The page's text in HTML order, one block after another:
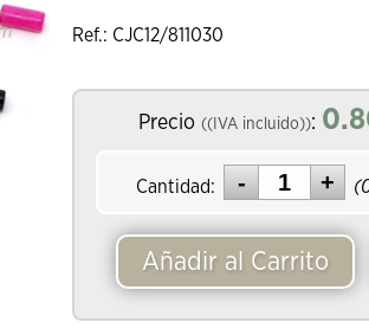
Ref.: CJC12/811030
Precio((IVA incluido)):
Cantidad: (
Añadir al Carrito